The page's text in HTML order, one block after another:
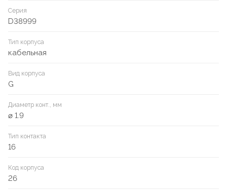
Серия
D38999
Тип корпуса
кабельная
Вид корпуса
G
Диаметр конт., мм
⌀ 1.9
Тип контакта
16
Код корпуса
26